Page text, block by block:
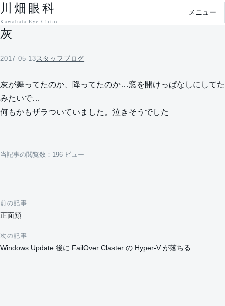
本文へ移動
川畑眼科
Kawabata Eye Clinic
メニュー
灰
2017-05-13 スタッフブログ
灰が舞ってたのか、降ってたのか…窓を開けっぱなしにしてた
みたいで…
何もかもザラついていました。泣きそうでした
当記事の閲覧数：196 ビュー
投稿ナビゲーション
前の記事
正面顔
次の記事
Windows Update 後に FailOver Claster の Hyper-V が落ちる